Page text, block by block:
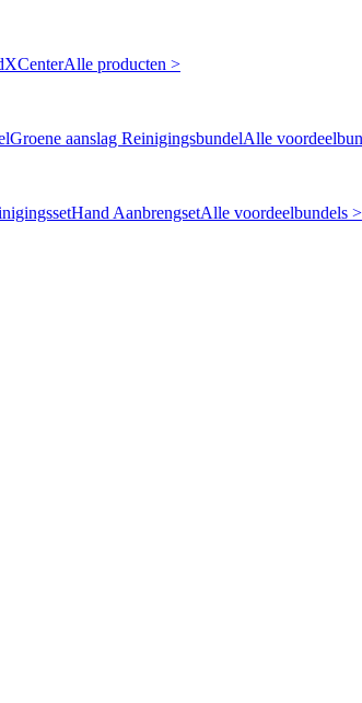
Alle producten >
Groene aanslag ReinigingsbundelAlle
Hand AanbrengsetAlle voordeelbundels >